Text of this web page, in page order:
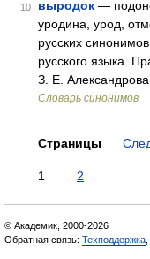
10 выродок —
уродина, урод,
русских
русского языка.
З. Е. Александрова
Словарь синонимов
Страницы
1 2
© Академик, 2000-2026
Обратная связь: Техподдержка